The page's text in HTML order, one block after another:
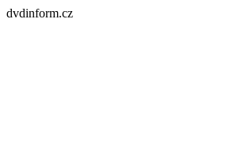
dvdinform.cz